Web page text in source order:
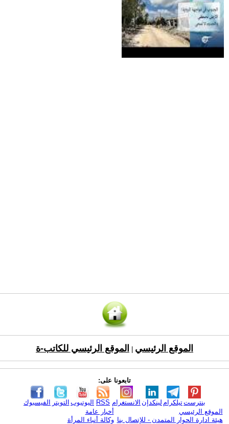
الموقع الرئيسي الموقع الرئيسي للكاتب-ة
تابعونا على:
الفيسبوك التويتر اليوتيوب RSS الانستغرام لينكدإن تيلكرامبنترست
الموقع الرئيسي
هيئة ادارة الحوار المتمدن - للإتصال بنا
أخبار عامة
وكالة أنباء المرأة